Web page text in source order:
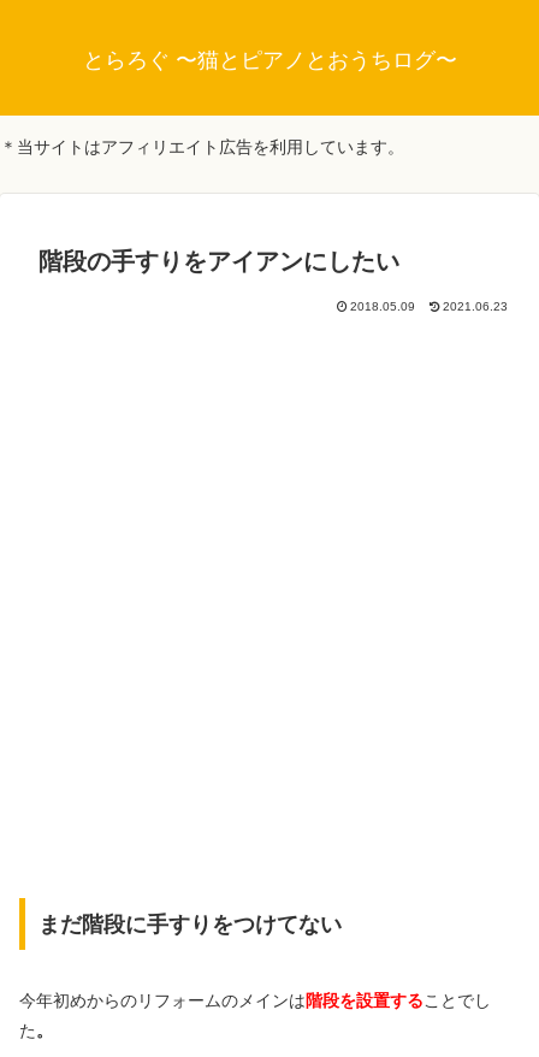
とらろぐ 〜猫とピアノとおうちログ〜
＊当サイトはアフィリエイト広告を利用しています。
階段の手すりをアイアンにしたい
2018.05.09 2021.06.23
まだ階段に手すりをつけてない
今年初めからのリフォームのメインは階段を設置することでし
た。